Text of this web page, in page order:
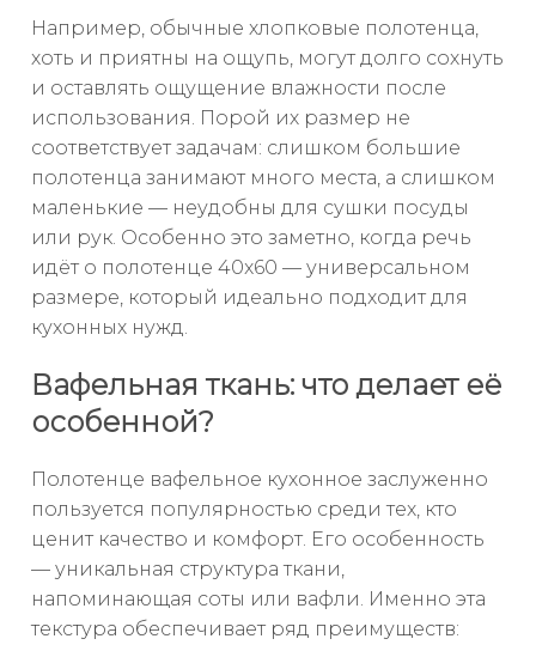
Например, обычные хлопковые полотенца,
хоть и приятны на ощупь, могут долго сохнуть
и оставлять ощущение влажности после
использования. Порой их размер не
соответствует задачам: слишком большие
полотенца занимают много места, а слишком
маленькие — неудобны для сушки посуды
или рук. Особенно это заметно, когда речь
идёт о полотенце 40x60 — универсальном
размере, который идеально подходит для
кухонных нужд.
Вафельная ткань: что делает её
особенной?
Полотенце вафельное кухонное заслуженно
пользуется популярностью среди тех, кто
ценит качество и комфорт. Его особенность
— уникальная структура ткани,
напоминающая соты или вафли. Именно эта
текстура обеспечивает ряд преимуществ: